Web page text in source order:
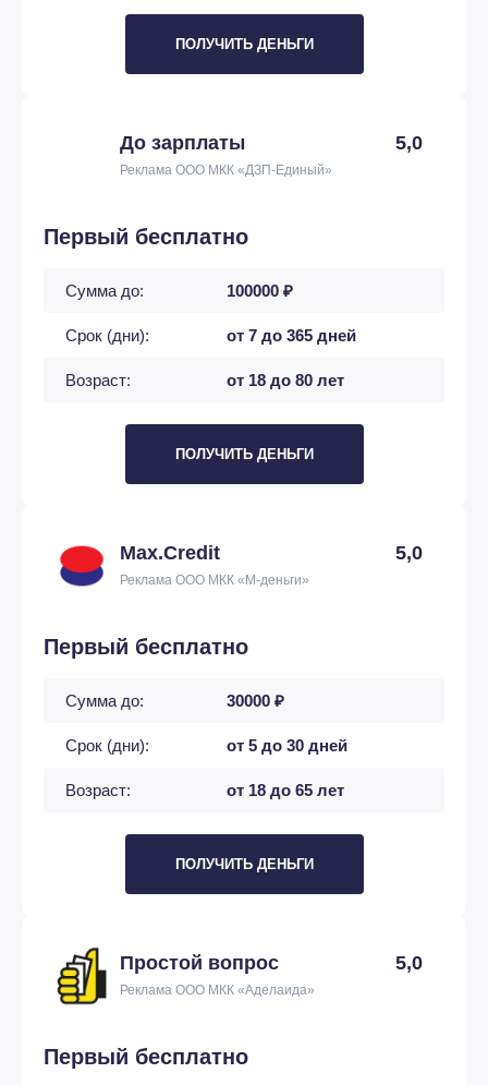
ПОЛУЧИТЬ ДЕНЬГИ
До зарплаты 5,0
Реклама ООО МКК «ДЗП-Единый»
Первый бесплатно
Сумма до: 100000 ₽
Срок (дни): от 7 до 365 дней
Возраст: от 18 до 80 лет
ПОЛУЧИТЬ ДЕНЬГИ
Max.Credit 5,0
Реклама ООО МКК «М-деньги»
Первый бесплатно
Сумма до: 30000 ₽
Срок (дни): от 5 до 30 дней
Возраст: от 18 до 65 лет
ПОЛУЧИТЬ ДЕНЬГИ
Простой вопрос 5,0
Реклама ООО МКК «Аделаида»
Первый бесплатно